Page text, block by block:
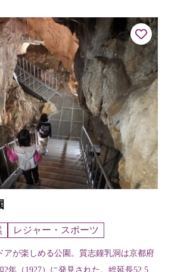
行われる文化体...
レジャー・スポーツ
アが楽しめる公園。質志鐘乳洞は京都府
年（1927）に発見された。総延長52.5m